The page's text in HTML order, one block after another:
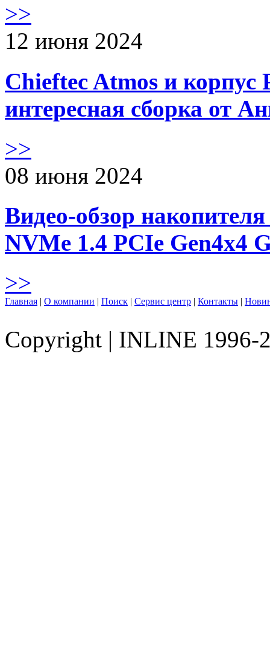
>>
12 июня 2024
Chieftec Atmos и корпус
интересная сборка от
>>
08 июня 2024
Видео-обзор
NVMe 1.4 PCIe Gen4х4
>>
Главная | О компании | Поиск | Сервис центр | Контакты |
Copyright | INLINE 1996-